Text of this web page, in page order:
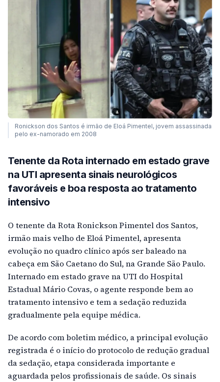
Ronickson dos Santos é irmão de Eloá Pimentel, jovem assassinada
pelo ex-namorado em 2008
Tenente da Rota internado em estado grave
na UTI apresenta sinais neurológicos
favoráveis e boa resposta ao tratamento
intensivo
O tenente da Rota Ronickson Pimentel dos Santos,
irmão mais velho de Eloá Pimentel, apresenta
evolução no quadro clínico após ser baleado na
cabeça em São Caetano do Sul, na Grande São Paulo.
Internado em estado grave na UTI do Hospital
Estadual Mário Covas, o agente responde bem ao
tratamento intensivo e tem a sedação reduzida
gradualmente pela equipe médica.
De acordo com boletim médico, a principal evolução
registrada é o início do protocolo de redução gradual
da sedação, etapa considerada importante e
aguardada pelos profissionais de saúde. Os sinais